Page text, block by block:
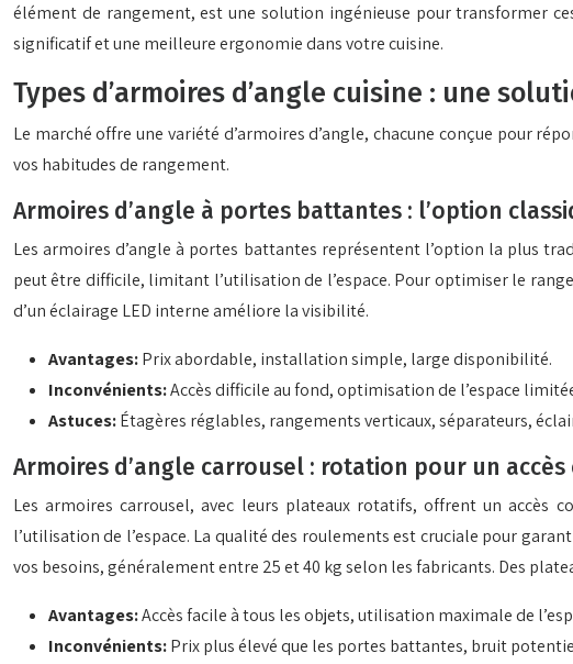
élément de rangement, est une solution ingénieuse pour transformer
significatif et une meilleure ergonomie dans votre cuisine.
Types d’armoires d’angle cuisine : une
Le marché offre une variété d’armoires d’angle, chacune conçue pour
vos habitudes de rangement.
Armoires d’angle à portes battantes : l’option
Les armoires d’angle à portes battantes représentent l’option la plus
peut être difficile, limitant l’utilisation de l’espace. Pour optimiser le
d’un éclairage LED interne améliore la visibilité.
Avantages:Prix abordable, installation simple, large disponibilité.
Inconvénients:Accès difficile au fond, optimisation de l’espace
Astuces:Étagères réglables, rangements verticaux, séparateurs,
Armoires d’angle carrousel : rotation pour un
Les armoires carrousel, avec leurs plateaux rotatifs, offrent un accès
l’utilisation de l’espace. La qualité des roulements est cruciale pour
vos besoins, généralement entre 25 et 40 kg selon les fabricants. Des
Avantages:Accès facile à tous les objets, utilisation maximale de
Inconvénients:Prix plus élevé que les portes battantes, bruit